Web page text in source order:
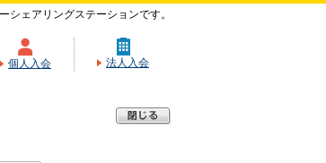
シェアリングステーションです。
個人入会 法人入会